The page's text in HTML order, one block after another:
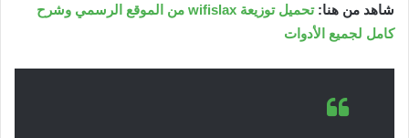
شاهد من هنا:
تحميل توزيعة wifislax من الموقع الرسمي وشرح
كامل لجميع الأدوات